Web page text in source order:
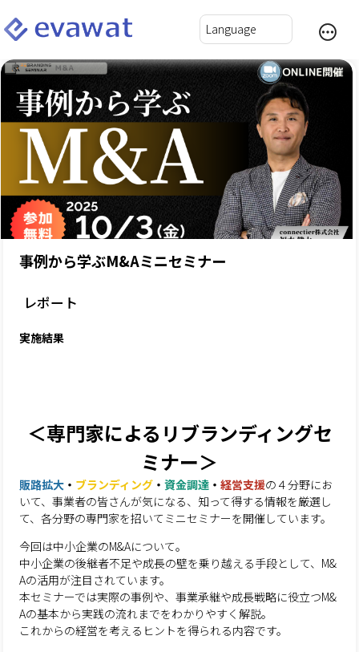
事例から学ぶM&Aミニセミナー
レポート
実施結果
＜専門家によるリブランディングセ
ミナー＞
販路拡大 ・ ブランディング ・資金調達 ・経営支援の４分野にお
いて、事業者の皆さんが気になる、知って得する情報を厳選し
て、各分野の専門家を招いてミニセミナーを開催しています。
今回は中小企業のM&Aについて。
中小企業の後継者不足や成長の壁を乗り越える手段として、M&
Aの活用が注目されています。
本セミナーでは実際の事例や、事業承継や成長戦略に役立つM&
Aの基本から実践の流れまでをわかりやすく解説。
これからの経営を考えるヒントを得られる内容です。